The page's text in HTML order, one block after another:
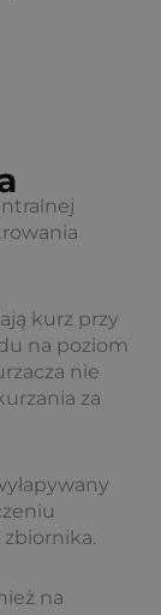
kurz przy
na poziom
nie
za
zbiornika.
na